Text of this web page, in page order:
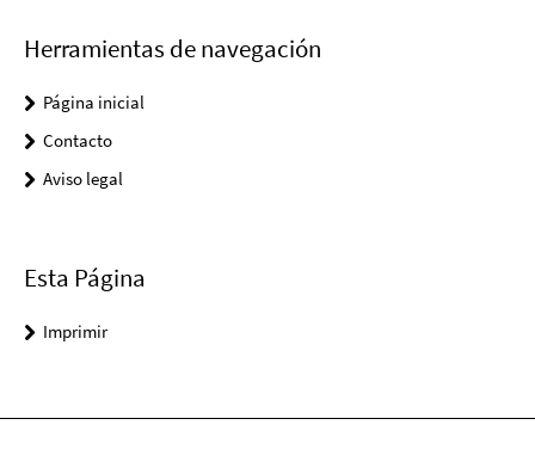
Herramientas de navegación
Página inicial
Contacto
Aviso legal
Esta Página
Imprimir